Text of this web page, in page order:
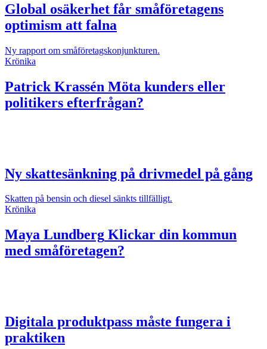
Global osäkerhet får småföretagens
optimism att falna
Ny rapport om småföretagskonjunkturen.
Krönika
Patrick Krassén Möta kunders eller
politikers efterfrågan?
Ny skattesänkning på drivmedel på gång
Skatten på bensin och diesel sänkts tillfälligt.
Krönika
Maya Lundberg Klickar din kommun
med småföretagen?
Digitala produktpass måste fungera i
praktiken